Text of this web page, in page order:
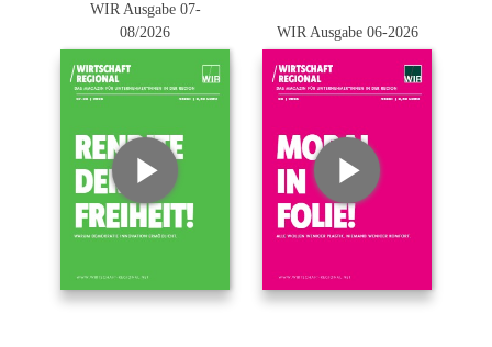
WIR Ausgabe 07-
08/2026
WIR Ausgabe 06-2026